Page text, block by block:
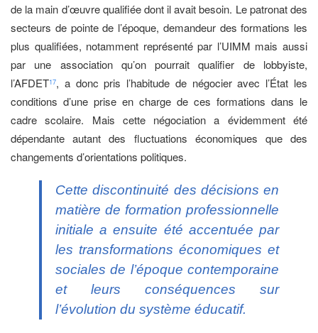
de la main d’œuvre qualifiée dont il avait besoin. Le patronat des
secteurs de pointe de l’époque, demandeur des formations les
plus qualifiées, notamment représenté par l’UIMM mais aussi
par une association qu’on pourrait qualifier de lobbyiste,
l’AFDET17, a donc pris l’habitude de négocier avec l’État les
conditions d’une prise en charge de ces formations dans le
cadre scolaire. Mais cette négociation a évidemment été
dépendante autant des fluctuations économiques que des
changements d’orientations politiques.
Cette discontinuité des décisions en
matière de formation professionnelle
initiale a ensuite été accentuée par
les transformations économiques et
sociales de l’époque contemporaine
et leurs conséquences sur
l’évolution du système éducatif.